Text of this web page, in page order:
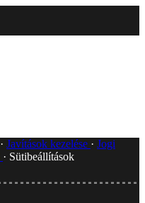
Javítások kezelése
Jogi
Sütibeállítások